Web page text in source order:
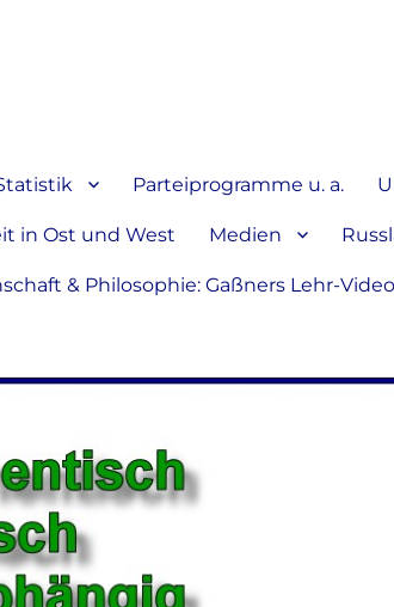
Parteiprogramme u. a.
in Ost und West Medien
& Philosophie: Gaßners Lehr-